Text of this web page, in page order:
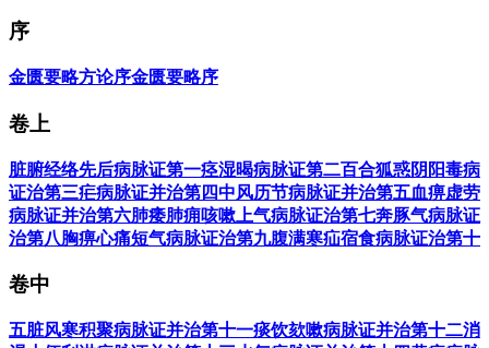
汉末年著名医学家，被后人尊称为医圣。张仲景广泛收集医方，
医临床的基本原则，是中医的灵魂所在 。
在方剂学方面，《伤寒杂病论》也做出了巨大贡献，创造了很多
剂型，记载了大量有效的方剂。其所确立的六经辨证的治疗原
立辨证论治法则的医学专著，是中国医学史上影响最大的著作之
一，是后学者研习中医必备的经典著作，广泛受到医学生和临床
大夫的重视。
据史书记载，张仲景的著述除《伤寒杂病论》外，还有《辨伤
寒》十卷、《评病药方》一卷、《疗妇人方》二卷、《五藏论》
一卷、《口齿论》一卷，可惜都早已散失不存。然而仅此一部
世界医学伟人。
序
金匮要略方论序金匮要略序
卷上
脏腑经络先后病脉证第一痉湿暍病脉证第二百合狐惑阴阳毒病
证治第三疟病脉证并治第四中风历节病脉证并治第五血痹虚劳
病脉证并治第六肺痿肺痈咳嗽上气病脉证治第七奔豚气病脉证
治第八胸痹心痛短气病脉证治第九腹满寒疝宿食病脉证治第十
卷中
五脏风寒积聚病脉证并治第十一痰饮欬嗽病脉证并治第十二消